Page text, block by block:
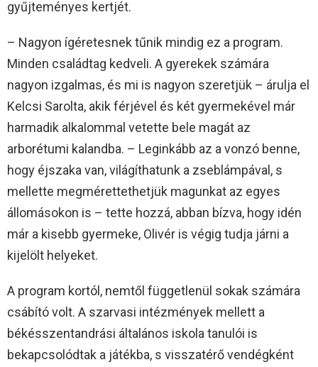
gyűjteményes kertjét.
– Nagyon ígéretesnek tűnik mindig ez a program.
Minden családtag kedveli. A gyerekek számára
nagyon izgalmas, és mi is nagyon szeretjük – árulja el
Kelcsi Sarolta, akik férjével és két gyermekével már
harmadik alkalommal vetette bele magát az
arborétumi kalandba. – Leginkább az a vonzó benne,
hogy éjszaka van, világíthatunk a zseblámpával, s
mellette megmérettethetjük magunkat az egyes
állomásokon is – tette hozzá, abban bízva, hogy idén
már a kisebb gyermeke, Olivér is végig tudja járni a
kijelölt helyeket.
A program kortól, nemtől függetlenül sokak számára
csábító volt. A szarvasi intézmények mellett a
békésszentandrási általános iskola tanulói is
bekapcsolódtak a játékba, s visszatérő vendégként